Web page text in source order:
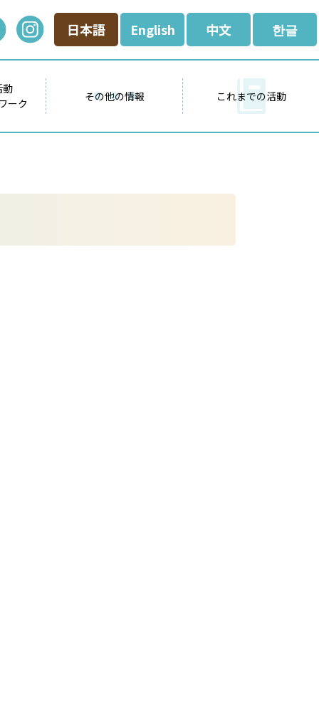
日本語 English 中文 한글
動
ーク
その他の情報 これまでの活動